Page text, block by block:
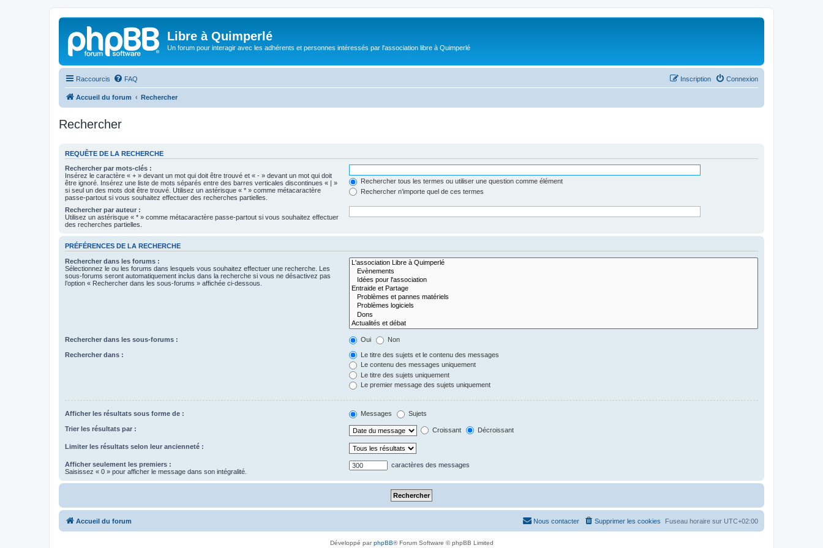
Libre à Quimperlé
Un forum pour interagir avec les adhérents et personnes intéressés par l'association libre à Quimperlé
Raccourcis FAQ Connexion
Inscription
Accueil du forum Rechercher
Rechercher
REQUÊTE DE LA RECHERCHE
Rechercher par mots-clés :
Insérez le caractère « + » devant un mot qui doit être trouvé et « - » devant un mot qui doit
être ignoré. Insérez une liste de mots séparés entre des barres verticales discontinues « | »
si seul un des mots doit être trouvé. Utilisez un astérisque « * » comme métacaractère
passe-partout si vous souhaitez effectuer des recherches partielles.
Rechercher tous les termes ou utiliser une question comme élément
Rechercher n’importe quel de ces termes
Rechercher par auteur :
Utilisez un astérisque « * » comme métacaractère passe-partout si vous souhaitez effectuer
des recherches partielles.
PRÉFÉRENCES DE LA RECHERCHE
Rechercher dans les forums :
Sélectionnez le ou les forums dans lesquels vous souhaitez effectuer une recherche. Les
sous-forums seront automatiquement inclus dans la recherche si vous ne désactivez pas
l’option « Rechercher dans les sous-forums » affichée ci-dessous.
Rechercher dans les sous-forums : Oui Non
Rechercher dans :
Le titre des sujets et le contenu des messages
Le contenu des messages uniquement
Le titre des sujets uniquement
Le premier message des sujets uniquement
Afficher les résultats sous forme de : Messages Sujets
Trier les résultats par : Croissant Décroissant
Limiter les résultats selon leur ancienneté :
Afficher seulement les premiers :
Saisissez « 0 » pour afficher le message dans son intégralité.
caractères des messages
Accueil du forum Fuseau horaire sur UTC+02:00
Supprimer les cookies
Nous contacter
Développé parphpBB® Forum Software © phpBB Limited